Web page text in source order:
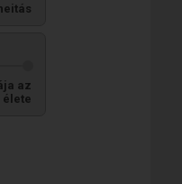
az
élete